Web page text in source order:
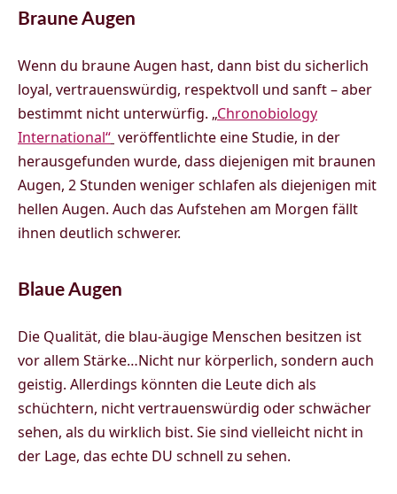
Braune Augen
Wenn du braune Augen hast, dann bist du sicherlich
loyal, vertrauenswürdig, respektvoll und sanft – aber
bestimmt nicht unterwürfig. „Chronobiology
International“ veröffentlichte eine Studie, in der
herausgefunden wurde, dass diejenigen mit braunen
Augen, 2 Stunden weniger schlafen als diejenigen mit
hellen Augen. Auch das Aufstehen am Morgen fällt
ihnen deutlich schwerer.
Blaue Augen
Die Qualität, die blau-äugige Menschen besitzen ist
vor allem Stärke…Nicht nur körperlich, sondern auch
geistig. Allerdings könnten die Leute dich als
schüchtern, nicht vertrauenswürdig oder schwächer
sehen, als du wirklich bist. Sie sind vielleicht nicht in
der Lage, das echte DU schnell zu sehen.